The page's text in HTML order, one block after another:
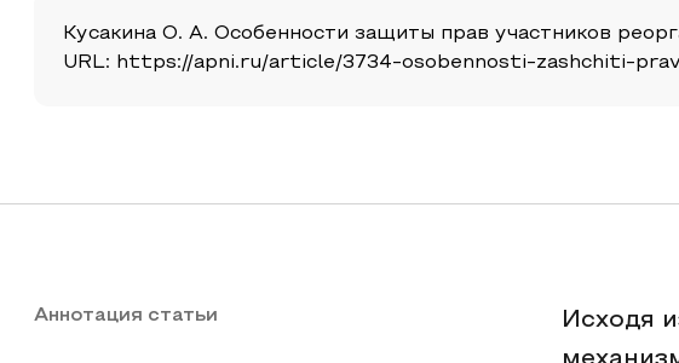
Кусакина О. А. Особенности защиты прав участников
URL: https://apni.ru/article/3734-osobennosti-zashchiti-
Аннотация статьи
Исходя